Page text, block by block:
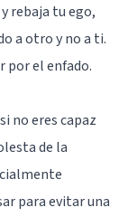
rebaja tu ego,
a otro y no a ti.
por el enfado.
no eres capaz
de la
para evitar una